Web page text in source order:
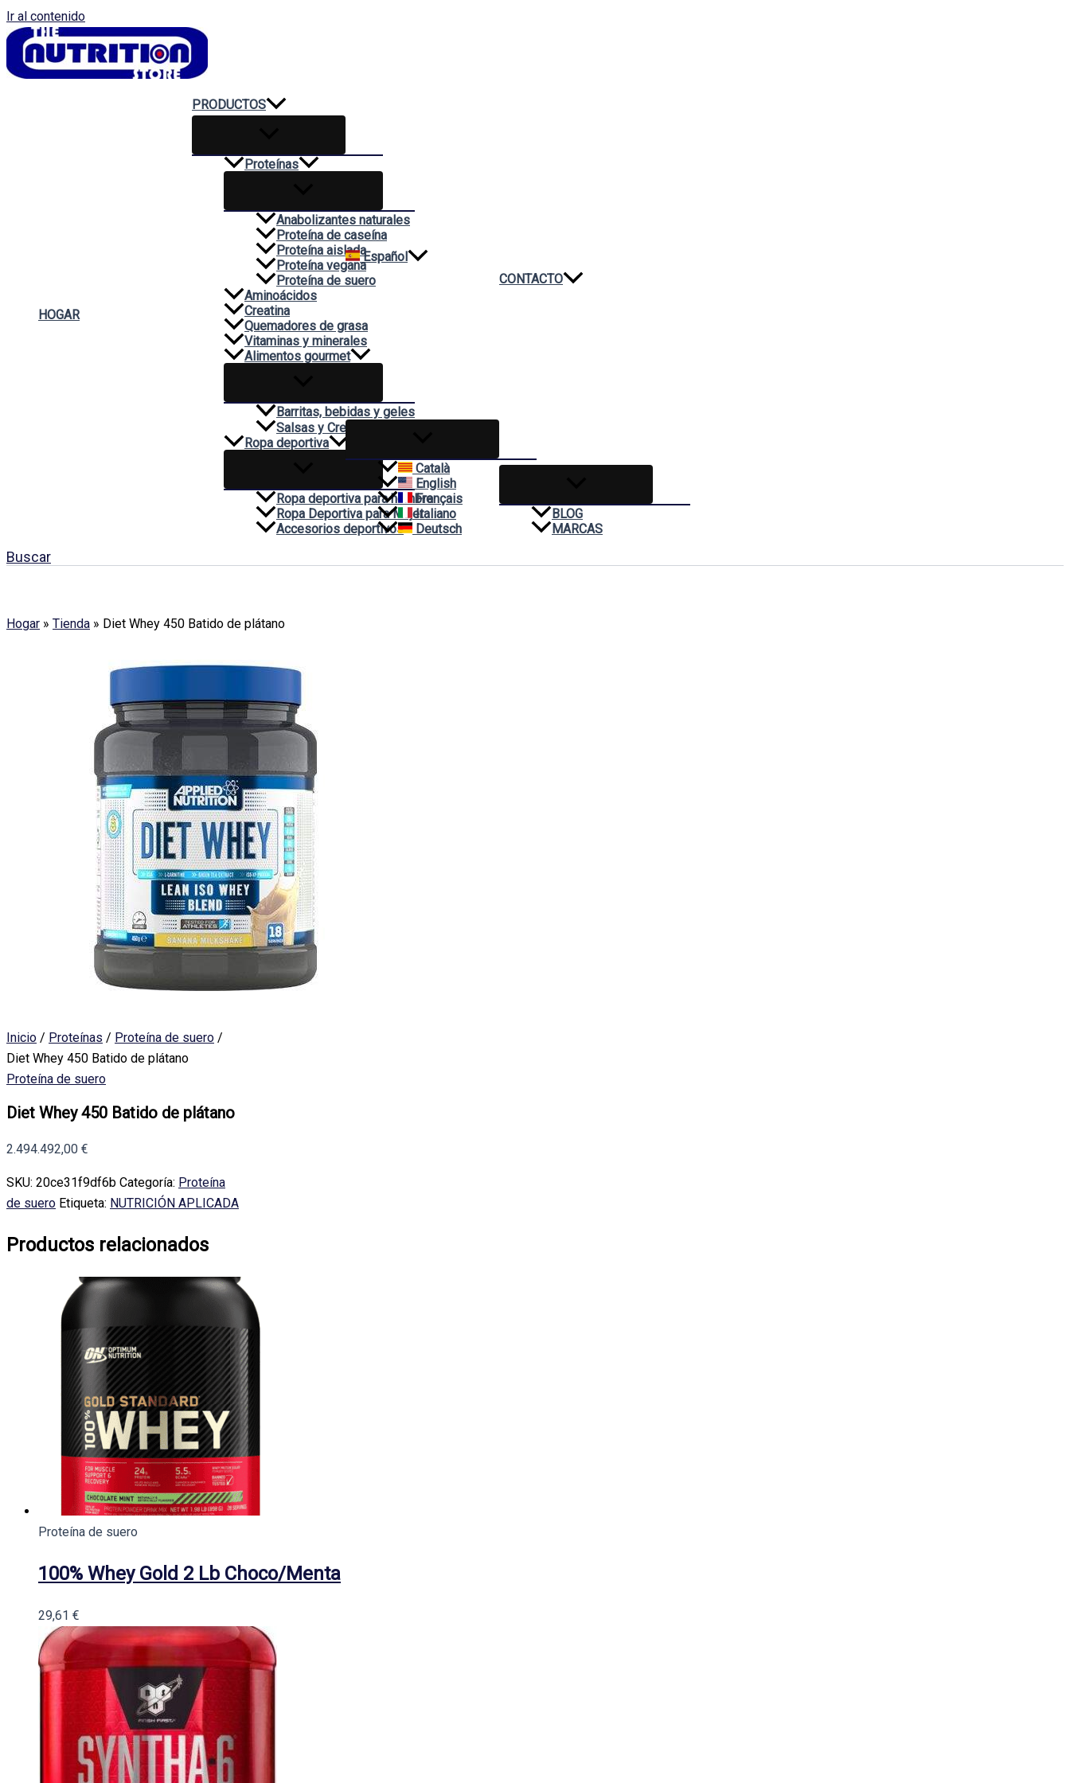
Ir al contenido
HOGAR
PRODUCTOS
Proteínas
Anabolizantes naturales
Proteína de caseína
Proteína aislada
Proteína vegana
Proteína de suero
Aminoácidos
Creatina
Quemadores de grasa
Vitaminas y minerales
Alimentos gourmet
Barritas, bebidas y geles
Salsas y Cremas
Ropa deportiva
Ropa deportiva para hombre
Ropa Deportiva para Mujer
Accesorios deportivos
Español
Català
English
Français
Italiano
Deutsch
CONTACTO
BLOG
MARCAS
Buscar
Hogar » Tienda » Diet Whey 450 Batido de plátano
Inicio / Proteínas / Proteína de suero /
Diet Whey 450 Batido de plátano
Proteína de suero
Diet Whey 450 Batido de plátano
2.494.492,00 €
SKU: 20ce31f9df6b Categoría: Proteína
de suero Etiqueta: NUTRICIÓN APLICADA
Productos relacionados
Proteína de suero
100% Whey Gold 2 Lb Choco/Menta
29,61 €